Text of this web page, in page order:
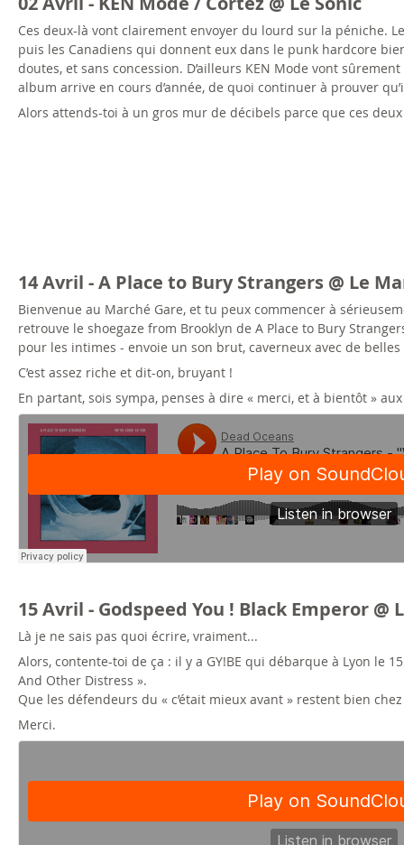
Ces deux-là vont clairement envoyer du lourd sur la péniche.
puis les Canadiens qui donnent eux dans le punk hardcore
doutes, et sans concession. D’ailleurs KEN Mode vont
album arrive en cours d’année, de quoi continuer à prouver
Alors attends-toi à un gros mur de décibels parce que ces
14 Avril - A Place to Bury Strangers @ Le
Bienvenue au Marché Gare, et tu peux commencer à
retrouve le shoegaze from Brooklyn de A Place to Bury
pour les intimes - envoie un son brut, caverneux avec de
C’est assez riche et dit-on, bruyant !
En partant, sois sympa, penses à dire « merci, et à bientôt »
15 Avril - Godspeed You ! Black Emperor @
Là je ne sais pas quoi écrire, vraiment...
Alors, contente-toi de ça : il y a GY!BE qui débarque à Lyon le
And Other Distress ».
Que les défendeurs du « c’était mieux avant » restent bien
Merci.